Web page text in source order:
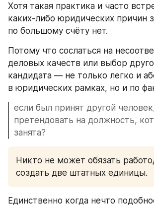
Хотя такая практика и часто
каких-либо юридических причин
по большому счёту нет.
Потому что сослаться на
деловых качеств или выбор
кандидата — не только легко и
в юридических рамках, но и по
если был принят другой
претендовать на должность,
занята?
Никто не может обязать
создать две штатных единицы.
Единственно когда нечто